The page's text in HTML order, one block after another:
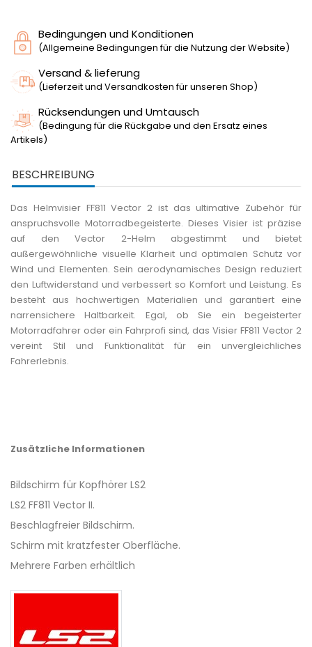
Bedingungen und Konditionen
(Allgemeine Bedingungen für die Nutzung der Website)
Versand & lieferung
(Lieferzeit und Versandkosten für unseren Shop)
Rücksendungen und Umtausch
(Bedingung für die Rückgabe und den Ersatz eines
Artikels)
BESCHREIBUNG
Das Helmvisier FF811 Vector 2 ist das ultimative Zubehör für
anspruchsvolle Motorradbegeisterte. Dieses Visier ist präzise
auf den Vector 2-Helm abgestimmt und bietet
außergewöhnliche visuelle Klarheit und optimalen Schutz vor
Wind und Elementen. Sein aerodynamisches Design reduziert
den Luftwiderstand und verbessert so Komfort und Leistung. Es
besteht aus hochwertigen Materialien und garantiert eine
narrensichere Haltbarkeit. Egal, ob Sie ein begeisterter
Motorradfahrer oder ein Fahrprofi sind, das Visier FF811 Vector 2
vereint Stil und Funktionalität für ein unvergleichliches
Fahrerlebnis.
Zusätzliche Informationen
Bildschirm für Kopfhörer LS2
LS2 FF811 Vector II.
Beschlagfreier Bildschirm.
Schirm mit kratzfester Oberfläche.
Mehrere Farben erhältlich